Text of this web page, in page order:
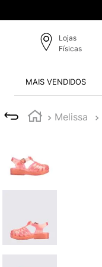
Lojas
Físicas
MAIS VENDIDOS
Melissa